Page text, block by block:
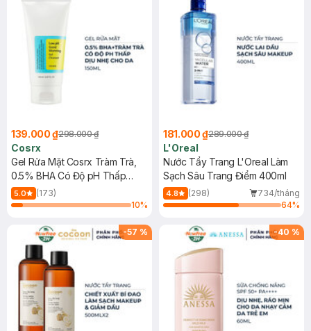
139.000 ₫298.000 ₫
Cosrx
Gel Rửa Mặt Cosrx Tràm Trà,
0.5% BHA Có Độ pH Thấp
150ml
5.0
(173)
10%
181.000 ₫289.000 ₫
L'Oreal
Nước Tẩy Trang L'Oreal Làm
Sạch Sâu Trang Điểm 400ml
4.8 (298)
734/tháng
64%
-57 % -40 %